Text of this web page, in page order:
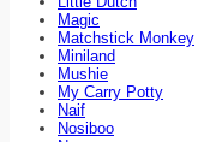
Magic
Matchstick Monkey
Miniland
Mushie
My Carry Potty
Naif
Nosiboo